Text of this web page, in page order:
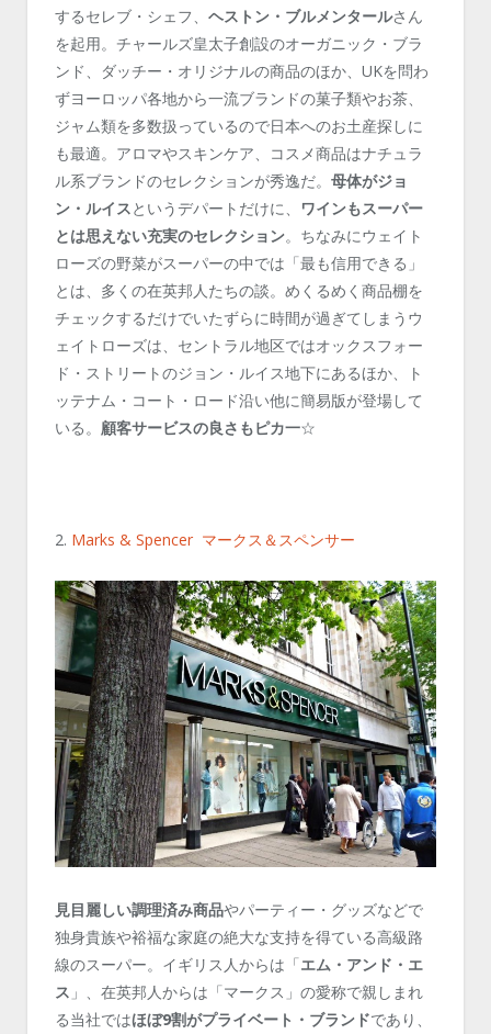
するセレブ・シェフ、 ヘストン・ブルメンタールさん
を起用。チャールズ皇太子創設のオーガニック・ブラ
ンド、ダッチー・オリジナルの商品のほか、UKを問わ
ずヨーロッパ各地から一流ブランドの菓子類やお茶、
ジャム類を多数扱っているので日本へのお土産探しに
も最適。アロマやスキンケア、コスメ商品はナチュラ
ル系ブランドのセレクションが秀逸だ。 母体がジョ
ン・ルイスというデパートだけに、
ワインもスーパー
とは思えない充実のセレクション。ちなみにウェイト
ローズの野菜がスーパーの中では「最も信用できる」
とは、多くの在英邦人たちの談。めくるめく商品棚を
チェックするだけでいたずらに時間が過ぎてしまうウ
ェイトローズは、セントラル地区ではオックスフォー
ド・ストリートのジョン・ルイス地下にあるほか、ト
ッテナム・コート・ロード沿い他に簡易版が登場して
いる。 顧客サービスの良さもピカ一☆
2. Marks & Spencer マークス＆スペンサー
見目麗しい調理済み商品やパーティー・グッズなどで
独身貴族や裕福な家庭の絶大な支持を得ている高級路
線のスーパー。イギリス人からは「エム・アンド・エ
ス 」、在英邦人からは「マークス」の愛称で親しまれ
る当社ではほぼ9割がプライベート・ブランドであり、